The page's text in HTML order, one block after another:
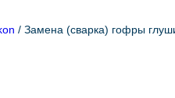
/ Замена (сварка) гофры